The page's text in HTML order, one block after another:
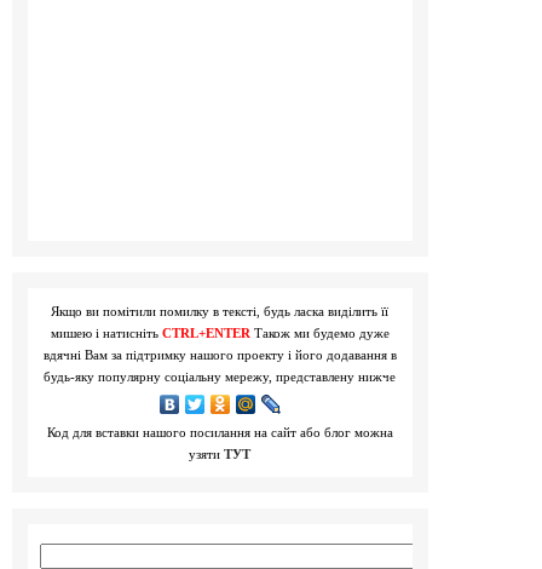
Якщо ви помітили помилку в тексті, будь ласка виділить її
мишею і натисніть CTRL+ENTER Також ми будемо дуже
вдячні Вам за підтримку нашого проекту і його додавання в
будь-яку популярну соціальну мережу, представлену нижче
Код для вставки нашого посилання на сайт або блог можна
узяти ТУТ